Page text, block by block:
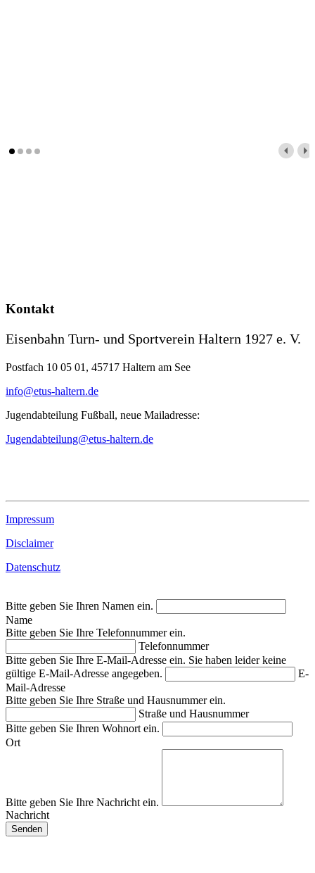
Kontakt
Eisenbahn Turn- und Sportverein Haltern 1927 e. V.
Postfach 10 05 01, 45717 Haltern am See
info@etus-haltern.de
Jugendabteilung Fußball, neue Mailadresse:
Jugendabteilung@etus-haltern.de
Impressum
Disclaimer
Datenschutz
Bitte geben Sie Ihren Namen ein.
Name
Bitte geben Sie Ihre Telefonnummer ein.
Telefonnummer
Bitte geben Sie Ihre E-Mail-Adresse ein. Sie haben leider keine
gültige E-Mail-Adresse angegeben.
E-
Mail-Adresse
Bitte geben Sie Ihre Straße und Hausnummer ein.
Straße und Hausnummer
Bitte geben Sie Ihren Wohnort ein.
Ort
Bitte geben Sie Ihre Nachricht ein.
Nachricht